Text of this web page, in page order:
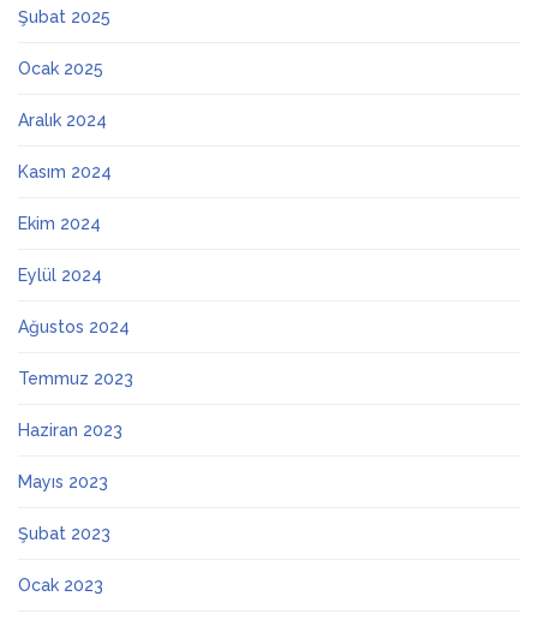
Şubat 2025
Ocak 2025
Aralık 2024
Kasım 2024
Ekim 2024
Eylül 2024
Ağustos 2024
Temmuz 2023
Haziran 2023
Mayıs 2023
Şubat 2023
Ocak 2023